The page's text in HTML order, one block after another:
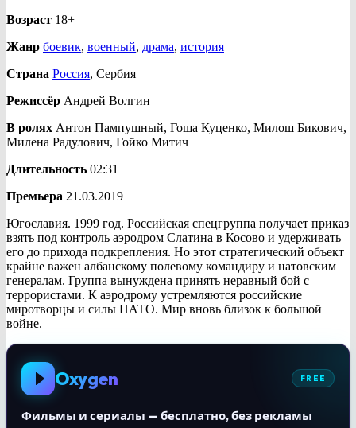
Возраст 18+
Жанр боевик, военный, драма, история
Страна Россия, Сербия
Режиссёр Андрей Волгин
В ролях Антон Пампушный, Гоша Куценко, Милош Бикович,
Милена Радулович, Гойко Митич
Длительность 02:31
Премьера 21.03.2019
Югославия. 1999 год. Российская спецгруппа получает приказ
взять под контроль аэродром Слатина в Косово и удерживать
его до прихода подкрепления. Но этот стратегический объект
крайне важен албанскому полевому командиру и натовским
генералам. Группа вынуждена принять неравный бой с
террористами. К аэродрому устремляются российские
миротворцы и силы НАТО. Мир вновь близок к большой
войне.
Oxygen FREE
Фильмы и сериалы — бесплатно, без рекламы